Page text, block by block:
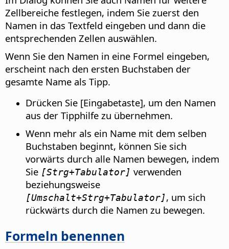
Zellbereiche festlegen, indem Sie zuerst den
Namen in das Textfeld eingeben und dann die
entsprechenden Zellen auswählen.
Wenn Sie den Namen in eine Formel eingeben,
erscheint nach den ersten Buchstaben der
gesamte Name als Tipp.
Drücken Sie [Eingabetaste], um den Namen
aus der Tipphilfe zu übernehmen.
Wenn mehr als ein Name mit dem selben
Buchstaben beginnt, können Sie sich
vorwärts durch alle Namen bewegen, indem
Sie [Strg+Tabulator] verwenden
beziehungsweise
[Umschalt+Strg+Tabulator], um sich
rückwärts durch die Namen zu bewegen.
Formeln benennen